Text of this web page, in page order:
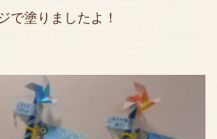
で塗りましたよ！